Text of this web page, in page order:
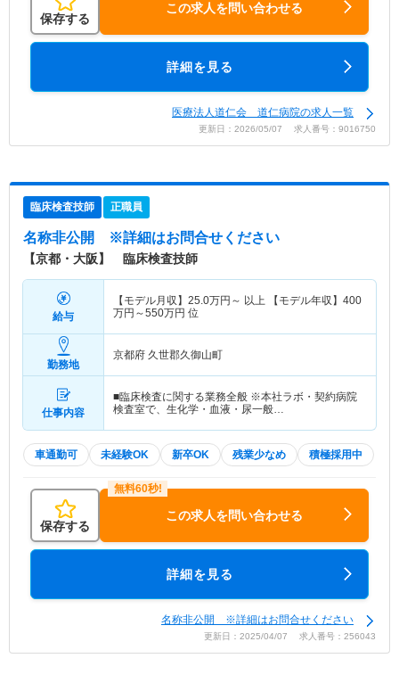
保存する
この求人を問い合わせる
詳細を見る
医療法人道仁会 道仁病院の求人一覧
更新日：2026/05/07 求人番号：9016750
臨床検査技師 正職員
名称非公開 ※詳細はお問合せください
【京都・大阪】 臨床検査技師
給与
【モデル月収】 25.0万円～ 以上 【モデル年収】 400
万円～550万円 位
勤務地
京都府 久世郡久御山町
仕事内容
■臨床検査に関する業務全般 ※本社ラボ・契約病院
検査室で、生化学・血液・尿一般…
車通勤可 未経験OK 新卒OK 残業少なめ 積極採用中
保存する
この求人を問い合わせる
詳細を見る
名称非公開 ※詳細はお問合せください
更新日：2025/04/07 求人番号：256043